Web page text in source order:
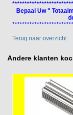
Bepaal Uw "
Terug naar overzicht
Andere klanten